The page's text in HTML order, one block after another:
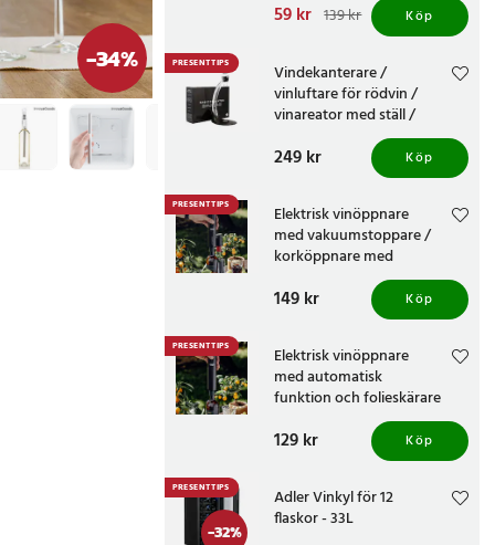
-34%
Nuvarande pris
Tidigare pris 139 kr
59 kr 139 kr Köp
PRESENTTIPS
Vindekanterare /
vinluftare för rödvin /
vinareator med ställ /
dekanterare för vin
Pris:249 kr
249 kr Köp
PRESENTTIPS
Elektrisk vinöppnare
med vakuumstoppare /
korköppnare med
folieskärare och hällpip
Pris :149 kr
149 kr Köp
PRESENTTIPS
Elektrisk vinöppnare
med automatisk
funktion och folieskärare
Pris :129 kr
129 kr Köp
-32%
PRESENTTIPS
Adler Vinkyl för 12
flaskor - 33L